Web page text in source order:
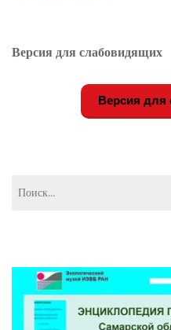
Версия для слабовидящих
Версия для